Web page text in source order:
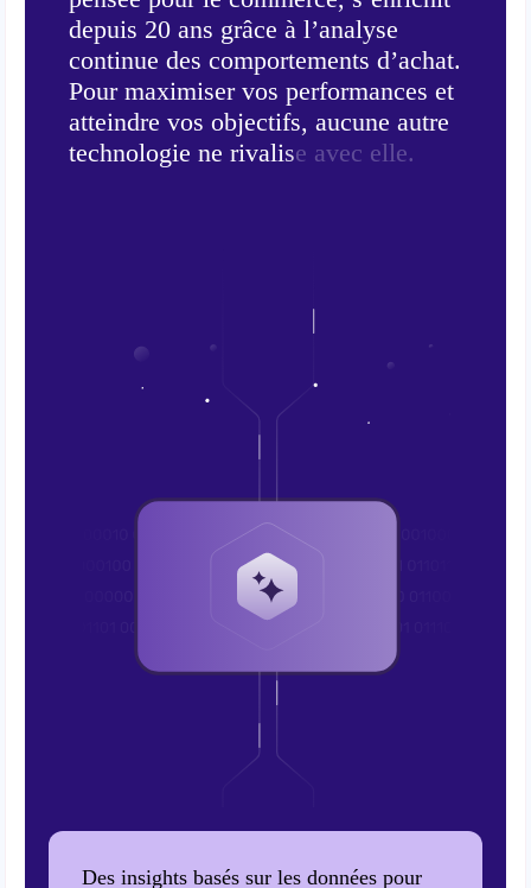
depuis 20 ans grâce à l’analyse
continue des comportements d’achat.
Pour maximiser vos performances et
atteindre vos objectifs, aucune autre
technologie ne rivalise avec elle.
Des insights basés sur les données pour